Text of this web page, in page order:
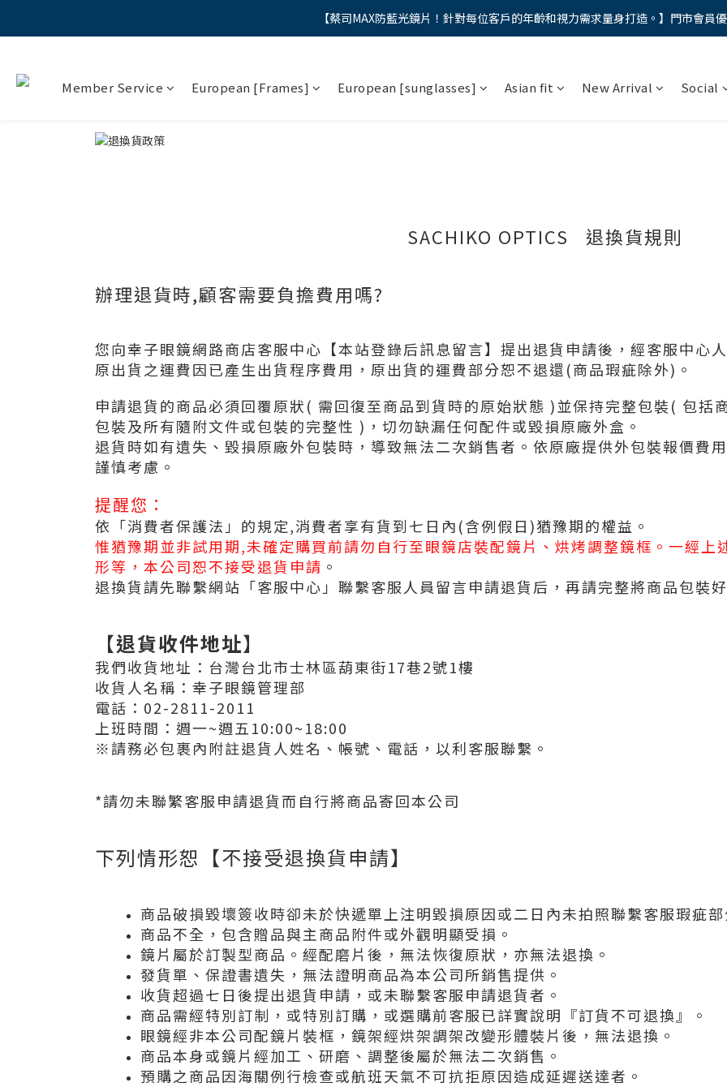
"馬年新章續寫，視界品味進階，限時禮遇 9 折無上限，12期分期免手續費
【蔡司MAX防藍光鏡片！針對每位客戶的年齡和視力需求量身打造。】門市會員
Member Service European [Frames] European [sunglasses] Asian fit New Arrival Social
SACHIKO OPTICS 退換貨規則
辦理退貨時,顧客需要負擔費用嗎?
您向幸子眼鏡網路商店客服中心【本站登錄后訊息留言】提出退貨申請後，經客服中心
原出貨之運費因已產生出貨程序費用，原出貨的運費部分恕不退還(商品瑕疵除外)。
申請退貨的商品必須回覆原狀( 需回復至商品到貨時的原始狀態 )並保持完整包裝( 包括
包裝及所有隨附文件或包裝的完整性 )，切勿缺漏任何配件或毀損原廠外盒。
退貨時如有遺失、毀損原廠外包裝時，導致無法二次銷售者。依原廠提供外包裝報價費
謹慎考慮。
提醒您：
依「消費者保護法」的規定,消費者享有貨到七日內(含例假日)猶豫期的權益。
惟猶豫期並非試用期,未確定購買前請勿自行至眼鏡店裝配鏡片、烘烤調整鏡框。一經
形等，本公司恕不接受退貨申請 。
退換貨請先聯繫網站「客服中心」聯繫客服人員留言申請退貨后，再請完整將商品包裝
【退貨收件地址】
我們收貨地址：台灣台北市士林區葫東街17巷2號1樓
收貨人名稱：幸子眼鏡管理部
電話：02-2811-2011
上班時間 ：週一~週五10:00~18:00
※請務必包裹內附註退貨人姓名、帳號、電話，以利客服聯繫。
*請勿未聯繁客服申請退貨而自行將商品寄回本公司
下列情形恕【不接受退換貨申請】
商品破損毀壞簽收時卻未於快遞單上注明毀損原因或二日內未拍照聯繫客服瑕疵
商品不全，包含贈品與主商品附件或外觀明顯受損。
鏡片屬於訂製型商品。經配磨片後，無法恢復原狀，亦無法退換。
發貨單、保證書遺失，無法證明商品為本公司所銷售提供。
收貨超過七日後提出退貨申請，或未聯繫客服申請退貨者。
商品需經特別訂制，或特別訂購，或選購前客服已詳實說明『訂貨不可退換』。
眼鏡經非本公司配鏡片裝框，鏡架經烘架調架改變形體裝片後，無法退換。
商品本身或鏡片經加工、研磨、調整後屬於無法二次銷售。
預購之商品因海關例行檢查或航班天氣不可抗拒原因造成延遲送達者。